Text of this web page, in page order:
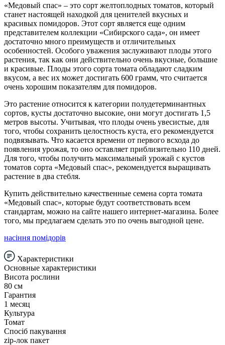
«Медовый спас» – это сорт желтоплодных томатов, который
станет настоящей находкой для ценителей вкусных и
красивых помидоров. Этот сорт является еще одним
представителем коллекции «Сибирского сада», он имеет
достаточно много преимуществ и отличительных
особенностей. Особого уважения заслуживают плоды этого
растения, так как они действительно очень вкусные, большие
и красивые. Плоды этого сорта томата обладают сладким
вкусом, а вес их может достигать 600 грамм, что считается
очень хорошим показателям для помидоров.
Это растение относится к категории полудетерминантных
сортов, кусты достаточно высокие, они могут достигать 1,5
метров высоты. Учитывая, что плоды очень увесистые, для
того, чтобы сохранить целостность куста, его рекомендуется
подвязывать. Что касается времени от первого всхода до
появления урожая, то оно оставляет приблизительно 110 дней.
Для того, чтобы получить максимальный урожай с кустов
томатов сорта «Медовый спас», рекомендуется выращивать
растение в два стебля.
Купить действительно качественные семена сорта томата
«Медовый спас», которые будут соответствовать всем
стандартам, можно на сайте нашего интернет-магазина. Более
того, мы предлагаем сделать это по очень выгодной цене.
насіння помідорів
Характеристики
Основные характеристики
Висота рослини
80 см
Гарантия
1 месяц
Культура
Томат
Спосіб пакування
zip-лок пакет